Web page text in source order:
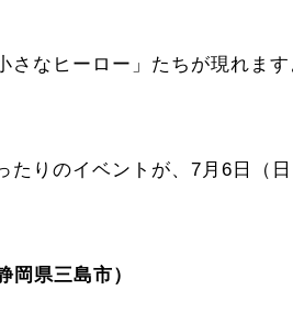
さなヒーロー」たちが現れます
りのイベントが、7月6日（
岡県三島市）